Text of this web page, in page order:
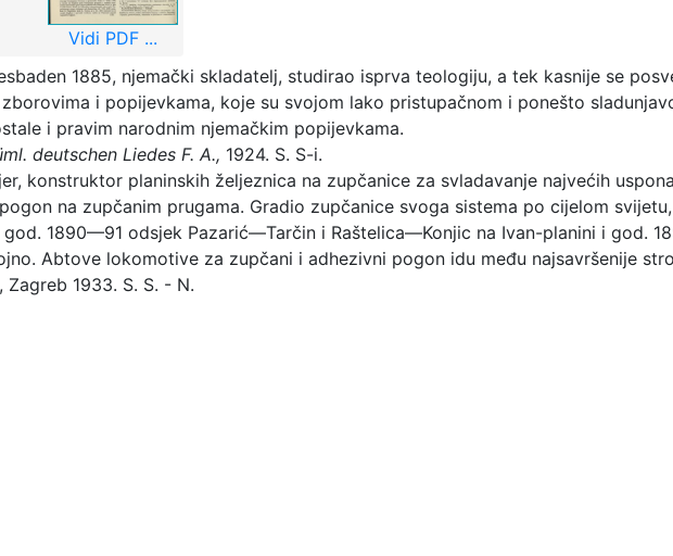
Vidi PDF ...
1885, njemački skladatelj, studirao isprva teologiju, a tek kasnije se
i popijevkama, koje su svojom lako pristupačnom i ponešto
i pravim narodnim njemačkim popijevkama.
deutschen Liedes F. A., 1924. S. S-i.
konstruktor planinskih željeznica na zupčanice za svladavanje najvećih
na zupčanim prugama. Gradio zupčanice svoga sistema po cijelom
1890—91 odsjek Pazarić—Tarčin i Raštelica—Konjic na Ivan-planini i god.
Abtove lokomotive za zupčani i adhezivni pogon idu među najsavršenije
1933. S. S. - N.